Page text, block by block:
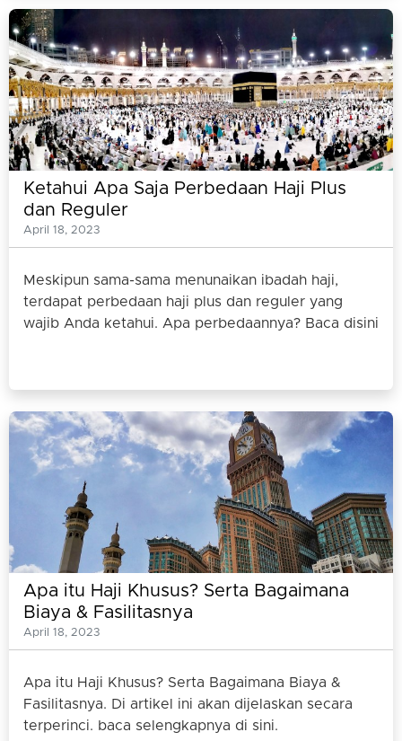
Ketahui Apa Saja Perbedaan Haji Plus
dan Reguler
April 18, 2023
Meskipun sama-sama menunaikan ibadah haji,
terdapat perbedaan haji plus dan reguler yang
wajib Anda ketahui. Apa perbedaannya? Baca disini
Apa itu Haji Khusus? Serta Bagaimana
Biaya & Fasilitasnya
April 18, 2023
Apa itu Haji Khusus? Serta Bagaimana Biaya &
Fasilitasnya. Di artikel ini akan dijelaskan secara
terperinci. baca selengkapnya di sini.